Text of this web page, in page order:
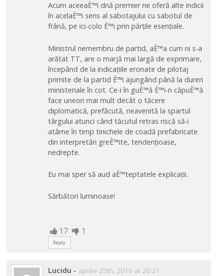
Acum aceeaÈ™i dnă premier ne oferă alte indicii
în acelaÈ™i sens al sabotajului cu sabotul de
frână, pe ici-colo È™i prin părțile esențiale.
Ministrul nemembru de partid, aÈ™a cum ni s-a
arătat TT, are o marjă mai largă de exprimare,
începând de la indicațiile eronate de pilotaj
primite de la partid È™i ajungând până la dureri
ministeriale în cot. Ce-i în guÈ™ă È™i-n căpuÈ™ă
face uneori mai mult decât o tăcere
diplomatică, prefăcută, neavenită la spartul
târgului atunci când tăcutul retras riscă să-i
atârne în timp tinichele de coadă prefabricate
din interpretări greÈ™ite, tendențioase,
nedrepte.
Eu mai sper să aud aÈ™teptatele explicații.
Sărbători luminoase!
17 1
Reply
Lucidu - aprilie 25th, 2019 at 20:21